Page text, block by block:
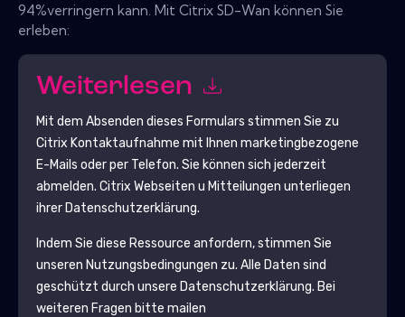
94%verringern kann. Mit Citrix SD-Wan können Sie
erleben:
Weiterlesen
Mit dem Absenden dieses Formulars stimmen Sie zu
Citrix Kontaktaufnahme mit Ihnen marketingbezogene
E-Mails oder per Telefon. Sie können sich jederzeit
abmelden. Citrix Webseiten u Mitteilungen unterliegen
ihrer Datenschutzerklärung.
Indem Sie diese Ressource anfordern, stimmen Sie
unseren Nutzungsbedingungen zu. Alle Daten sind
geschützt durch unsere Datenschutzerklärung. Bei
weiteren Fragen bitte mailen